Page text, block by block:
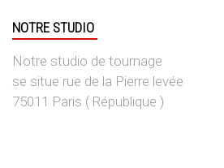
NOTRE STUDIO
Notre studio de tournage
se situe rue de la Pierre levée
75011 Paris ( République )